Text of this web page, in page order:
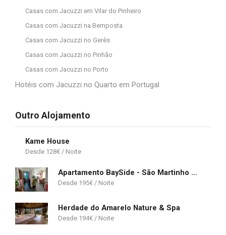
Casas com Jacuzzi em Vilar do Pinheiro
Casas com Jacuzzi na Bemposta
Casas com Jacuzzi no Gerês
Casas com Jacuzzi no Pinhão
Casas com Jacuzzi no Porto
Hotéis com Jacuzzi no Quarto em Portugal
Outro Alojamento
Kame House
128€
Apartamento BaySide - São Martinho do Porto
195€
Herdade do Amarelo Nature & Spa
194€